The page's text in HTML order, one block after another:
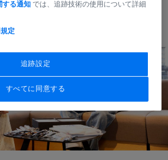
する通知 では、追跡技術の使用について詳細
定
追跡設定
すべてに同意する